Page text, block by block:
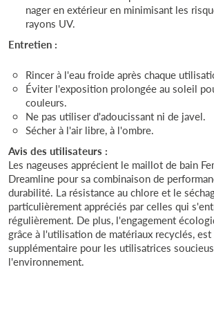
nager en extérieur en minimisant les
rayons UV.
Entretien :
Rincer à l'eau froide après chaque
Éviter l'exposition prolongée au soleil
couleurs.
Ne pas utiliser d'adoucissant ni de javel.
Sécher à l'air libre, à l'ombre.
Avis des utilisateurs :
Les nageuses apprécient le maillot de bain
Dreamline pour sa combinaison de
durabilité. La résistance au chlore et le
particulièrement appréciés par celles qui
régulièrement. De plus, l'engagement
grâce à l'utilisation de matériaux recyclés,
supplémentaire pour les utilisatrices
l'environnement.